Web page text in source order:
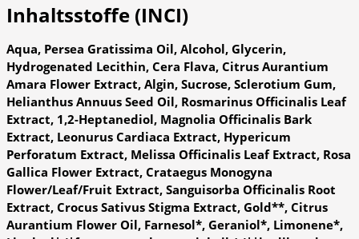
Inhaltsstoffe (INCI)
Aqua, Persea Gratissima Oil, Alcohol, Glycerin,
Hydrogenated Lecithin, Cera Flava, Citrus Aurantium
Amara Flower Extract, Algin, Sucrose, Sclerotium Gum,
Helianthus Annuus Seed Oil, Rosmarinus Officinalis Leaf
Extract, 1,2-Heptanediol, Magnolia Officinalis Bark
Extract, Leonurus Cardiaca Extract, Hypericum
Perforatum Extract, Melissa Officinalis Leaf Extract, Rosa
Gallica Flower Extract, Crataegus Monogyna
Flower/Leaf/Fruit Extract, Sanguisorba Officinalis Root
Extract, Crocus Sativus Stigma Extract, Gold**, Citrus
Aurantium Flower Oil, Farnesol*, Geraniol*, Limonene*,